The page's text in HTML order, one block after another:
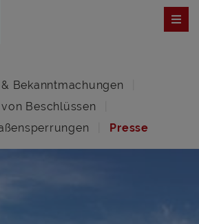
Bekanntmachungen
Beschlüssen
Presse